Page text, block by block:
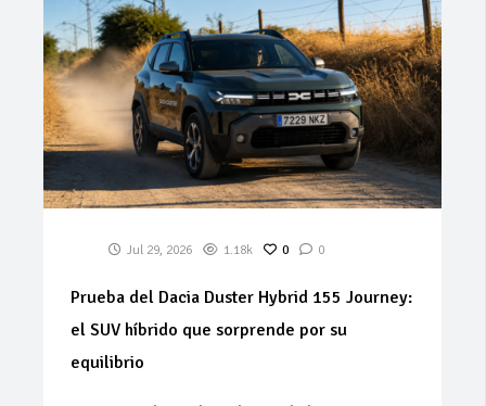
Jul 29, 2026 1.18k 0 0
Prueba del Dacia Duster Hybrid 155 Journey:
el SUV híbrido que sorprende por su
equilibrio